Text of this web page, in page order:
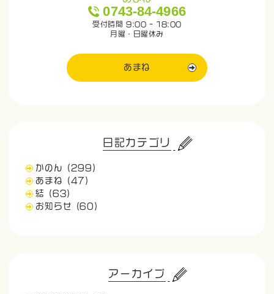
0743-84-4966
受付時間 9:00 - 18:00
月曜・日曜休み
あまね
日記カテゴリ
かのん
(299)
あまね
(47)
結
(63)
お知らせ
(60)
アーカイブ